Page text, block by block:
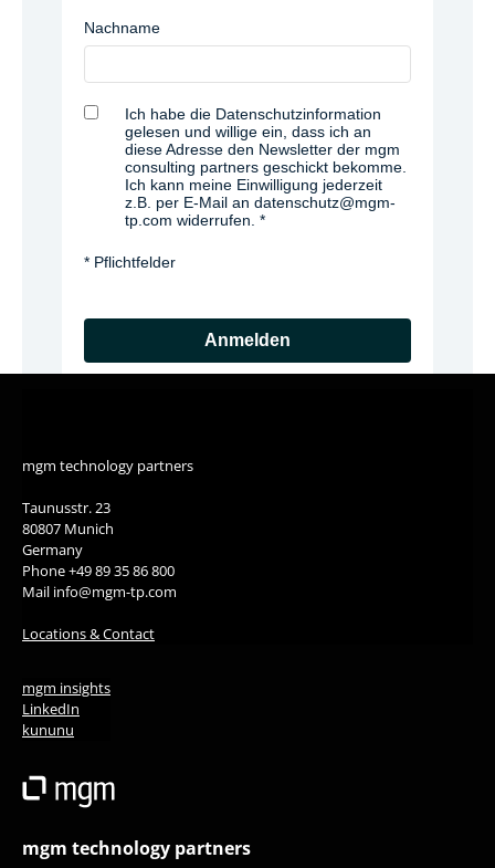
Nachname
Ich habe die Datenschutzinformation
gelesen und willige ein, dass ich an
diese Adresse den Newsletter der mgm
consulting partners geschickt bekomme.
Ich kann meine Einwilligung jederzeit
z.B. per E-Mail an datenschutz@mgm-
tp.com widerrufen.
* Pflichtfelder
Anmelden
mgm technology partners
Taunusstr. 23
80807 Munich
Germany
Phone +49 89 35 86 800
Mail info@mgm-tp.com
Locations & Contact
mgm insights
LinkedIn
kununu
mgm technology partners